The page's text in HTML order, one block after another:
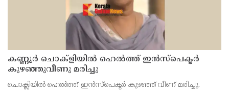
കണ്ണൂർ ചൊക്ളിയിൽ ഹെൽത്ത് ഇൻസ്പെക്ടർ
കുഴഞ്ഞുവീണു മരിച്ചു
ചൊക്ലിയിൽ ഹെൽത്ത് ഇൻസ്പെക്ടർ കുഴഞ്ഞ് വീണ് മരിച്ചു.